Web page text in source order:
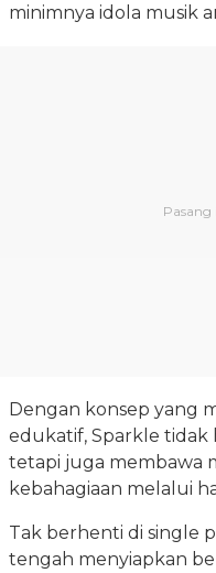
minimnya idola musik
Dengan konsep yang
edukatif, Sparkle tidak
tetapi juga membawa
kebahagiaan melalui
Tak berhenti di single
tengah menyiapkan